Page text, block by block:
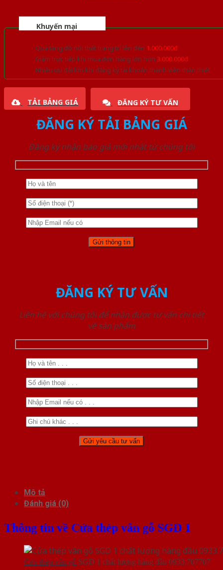
Khuyến mại
Quà tặng đồ nội thất trang trí lên đến 1.000.000đ
Giảm trực tiếp khi mua đơn hàng lớn hơn 3.000.000đ
Nhiều ưu đãi lớn khi đăng ký tài khoản thành viên thân thiết
TẢI BẢNG GIÁ ĐĂNG KÝ TƯ VẤN
ĐĂNG KÝ TẢI BẢNG GIÁ
Đăng ký nhận báo giá mới nhất từ chúng tôi
ĐĂNG KÝ TƯ VẤN
Liên hệ với chúng tôi để nhận được tư vấn chi tiết
về sản phẩm
Mô tả
Đánh giá (0)
Thông tin về Cửa thép vân gỗ SGD 1
Cửa thép vân gỗ SGD 1 chất lượng hàng đầu 0933.707707